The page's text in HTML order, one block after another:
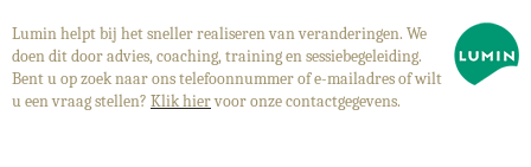
Lumin helpt bij het sneller realiseren van veranderingen. We
doen dit door advies, coaching, training en sessiebegeleiding.
Bent u op zoek naar ons telefoonnummer of e-mailadres of wilt
u een vraag stellen? Klik hiervoor onze contactgegevens.